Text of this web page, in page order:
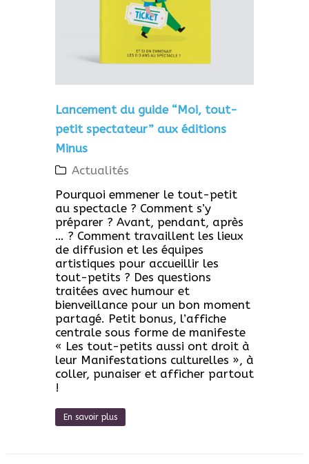
Lancement du guide “Moi, tout-
petit spectateur” aux éditions
Minus
Actualités
Pourquoi emmener le tout-petit
au spectacle ? Comment s’y
préparer ? Avant, pendant, après
… ? Comment travaillent les lieux
de diffusion et les équipes
artistiques pour accueillir les
tout-petits ? Des questions
traitées avec humour et
bienveillance pour un bon moment
partagé. Petit bonus, l’affiche
centrale sous forme de manifeste
« Les tout-petits aussi ont droit à
leur Manifestations culturelles », à
coller, punaiser et afficher partout
!
En savoir plus